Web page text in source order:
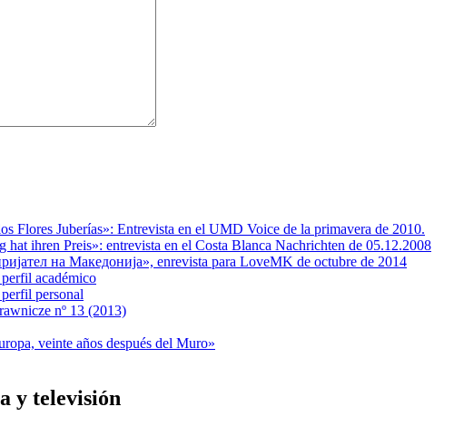
Flores Juberías»: Entrevista en el UMD Voice de la primavera de 2010.
hat ihren Preis»: entrevista en el Costa Blanca Nachrichten de 05.12.2008
на Македонија», enrevista para LoveMK de octubre de 2014
académico
personal
nº 13 (2013)
veinte años después del Muro»
y televisión